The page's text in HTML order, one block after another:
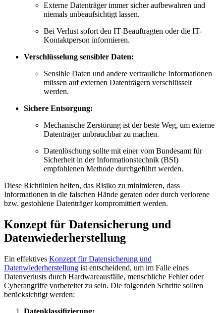
Externe Datenträger immer sicher aufbewahren und
niemals unbeaufsichtigt lassen.
Bei Verlust sofort den IT-Beauftragten oder die IT-
Kontaktperson informieren.
Verschlüsselung sensibler Daten:
Sensible Daten und andere vertrauliche Informationen
müssen auf externen Datenträgern verschlüsselt
werden.
Sichere Entsorgung:
Mechanische Zerstörung ist der beste Weg, um externe
Datenträger unbrauchbar zu machen.
Datenlöschung sollte mit einer vom Bundesamt für
Sicherheit in der Informationstechnik (BSI)
empfohlenen Methode durchgeführt werden.
Diese Richtlinien helfen, das Risiko zu minimieren, dass
Informationen in die falschen Hände geraten oder durch verlorene
bzw. gestohlene Datenträger kompromittiert werden.
Konzept für Datensicherung und
Datenwiederherstellung
Ein effektives Konzept für Datensicherung und
Datenwiederherstellung ist entscheidend, um im Falle eines
Datenverlusts durch Hardwareausfälle, menschliche Fehler oder
Cyberangriffe vorbereitet zu sein. Die folgenden Schritte sollten
berücksichtigt werden:
Datenklassifizierung: